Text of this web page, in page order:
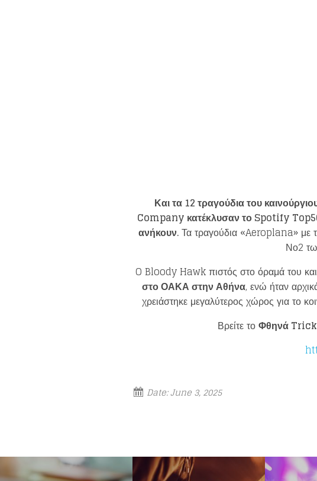
Και τα 12 τραγούδια του
Company κατέκλυσαν το Spotify
ανήκουν.Τα τραγούδια «Aeroplana» με
Νο2
O Bloody Hawkπιστός στο όραμά του
στο ΟΑΚΑ στην Αθήνα, ενώ ήταν
χρειάστηκε μεγαλύτερος χώρος για το
Βρείτε τοΦθηνά
Date:June 3, 2025